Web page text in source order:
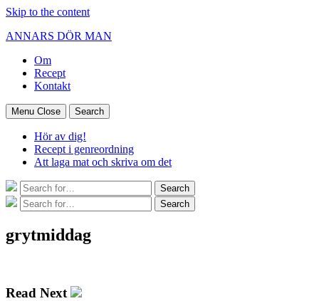
Skip to the content
ANNARS DÖR MAN
Om
Recept
Kontakt
Menu Close Search
Hör av dig!
Recept i genreordning
Att laga mat och skriva om det
Search
for:
Search
Search
for:
Search
grytmiddag
Read Next